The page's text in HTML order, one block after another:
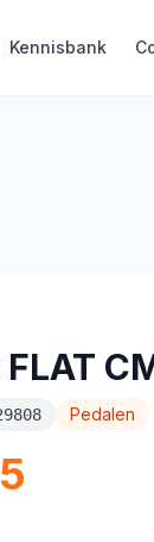
Kennisbank
FLAT
Pedalen